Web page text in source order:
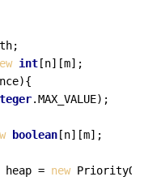
int [n][m];
.MAX_VALUE);
boolean [n][m];
heap = new